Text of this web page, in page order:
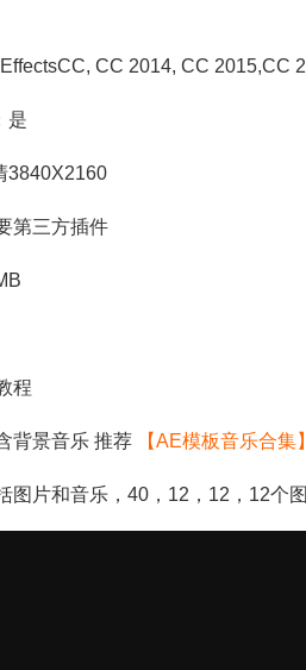
CC 2014, CC 2015,CC
是
3840X2160
第三方插件
程
背景音乐 推荐 【AE模板音乐合集
图片和音乐，40，12，12，12个